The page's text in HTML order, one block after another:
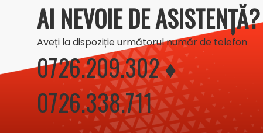
AI NEVOIE DE ASISTENȚĂ?
Aveți la dispoziție următorul număr de telefon
0726.209.302 ♦
0726.338.711